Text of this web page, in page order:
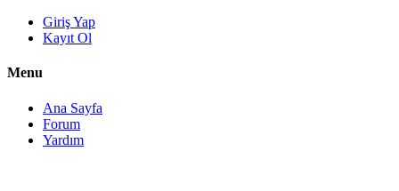
Giriş Yap
Kayıt Ol
Menu
Ana Sayfa
Forum
Yardım